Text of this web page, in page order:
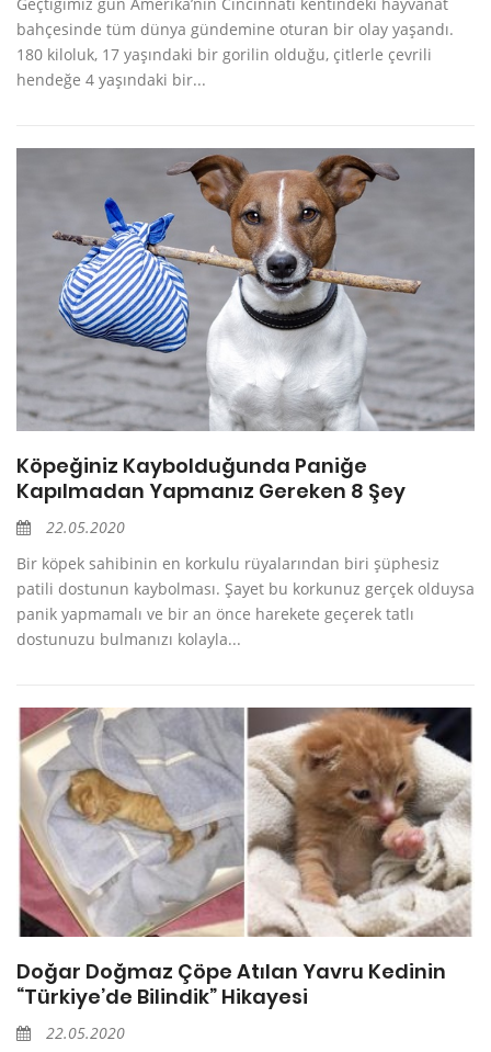
Geçtiğimiz gün Amerika’nın Cincinnati kentindeki hayvanat
bahçesinde tüm dünya gündemine oturan bir olay yaşandı.
180 kiloluk, 17 yaşındaki bir gorilin olduğu, çitlerle çevrili
hendeğe 4 yaşındaki bir...
Köpeğiniz Kaybolduğunda Paniğe
Kapılmadan Yapmanız Gereken 8 Şey
22.05.2020
Bir köpek sahibinin en korkulu rüyalarından biri şüphesiz
patili dostunun kaybolması. Şayet bu korkunuz gerçek olduysa
panik yapmamalı ve bir an önce harekete geçerek tatlı
dostunuzu bulmanızı kolayla...
Doğar Doğmaz Çöpe Atılan Yavru Kedinin
“Türkiye’de Bilindik” Hikayesi
22.05.2020